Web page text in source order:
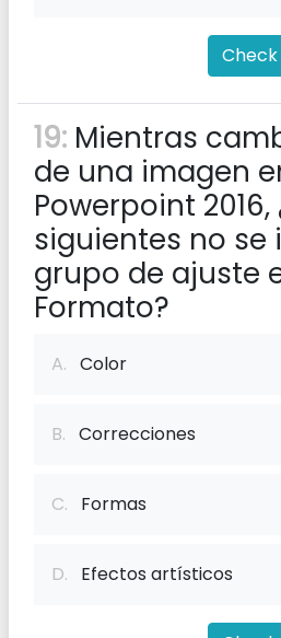
19: Mientras
de una imagen
Powerpoint
siguientes no se
grupo de ajuste
Formato?
A. Color
B. Correcciones
C. Formas
D. Efectos artísticos